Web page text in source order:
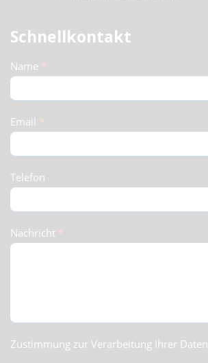
Schnellkontakt
Schnellkontakt
(Footer)
Name *
Email *
Telefon
Nachricht *
Zustimmung zur Verarbeitung Ihrer Daten